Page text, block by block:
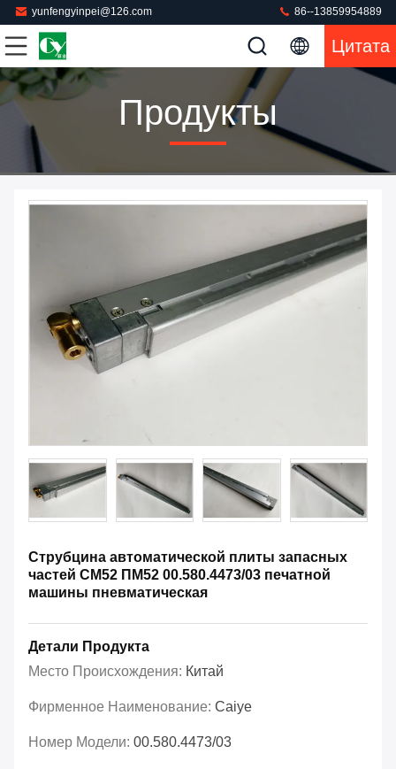
yunfengyinpei@126.com 86--13859954889
Цитата
Продукты
Струбцина автоматической плиты запасных
частей СМ52 ПМ52 00.580.4473/03 печатной
машины пневматическая
Детали Продукта
Место Происхождения: Китай
Фирменное Наименование: Caiye
Номер Модели: 00.580.4473/03